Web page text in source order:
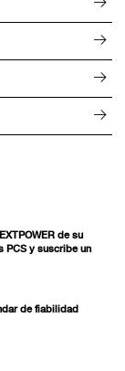
de su
PCS y suscribe un
de fiabilidad